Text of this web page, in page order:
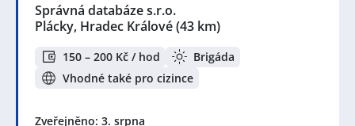
Správná databáze s.r.o.
Plácky, Hradec Králové(43 km)
150 – 200 Kč / hod
Brigáda
Vhodné také pro cizince
Zveřejněno: 3. srpna